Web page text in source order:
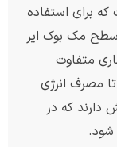
برای استفاده
سطح مک بوک ایر
متفاوت
مصرف انرژی
که در
شود.